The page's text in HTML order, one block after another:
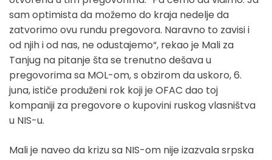
sam optimista da možemo do kraja nedelje da
zatvorimo ovu rundu pregovora. Naravno to zavisi i
od njih i od nas, ne odustajemo“, rekao je Mali za
Tanjug na pitanje šta se trenutno dešava u
pregovorima sa MOL-om, s obzirom da uskoro, 6.
juna, ističe produženi rok koji je OFAC dao toj
kompaniji za pregovore o kupovini ruskog vlasništva
u NIS-u.
Mali je naveo da krizu sa NIS-om nije izazvala srpska